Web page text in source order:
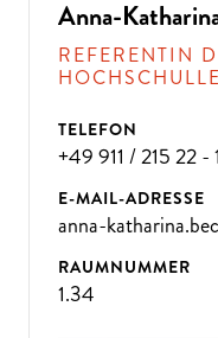
Anna-
REFERENTIN
TELEFON
+49 911 / 215 22 -
E-MAIL-ADRESSE
anna-
RAUMNUMMER
1.34